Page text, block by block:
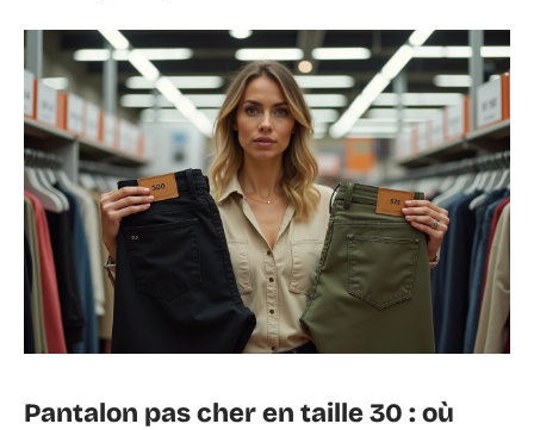
Pantalon pas cher en taille 30 : où